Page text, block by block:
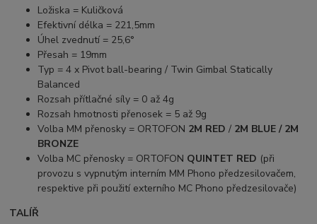
Ložiska = Kuličková
Efektivní délka = 221,5mm
Úhel zvednutí = 25,6°
Přesah = 19mm
Typ = 4 x Pivot ball-bearing / Twin Gimbal Statically
Balanced
Rozsah přítlačné síly = 0 až 4g
Rozsah hmotnosti přenosek = 5 až 9g
Volba MM přenosky = ORTOFON 2M RED / 2M BLUE / 2M
BRONZE
Volba MC přenosky = ORTOFON QUINTET RED (při
provozu s vypnutým interním MM Phono předzesilovačem,
respektive při použití externího MC Phono předzesilovače)
TALÍŘ